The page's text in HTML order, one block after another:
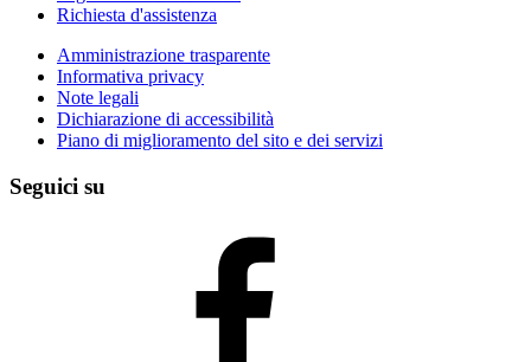
Richiesta d'assistenza
Amministrazione trasparente
Informativa privacy
Note legali
Dichiarazione di accessibilità
Piano di miglioramento del sito e dei servizi
Seguici su